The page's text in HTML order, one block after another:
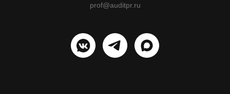
prof@auditpr.ru